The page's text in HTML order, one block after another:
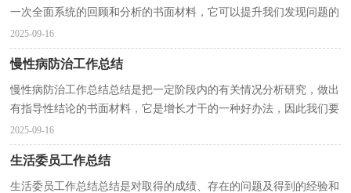
一次全面系统的回顾和分析的书面材料，它可以提升我们发现问题的
能力，因此，让我们写一份总结吧。如何把总结做到...
2025-09-16
慢性病防治工作总结
慢性病防治工作总结总结是把一定阶段内的有关情况分析研究，做出
有指导性结论的书面材料，它是增长才干的一种好办法，因此我们要
做好归纳，写好总结。那么总结有什么格式呢？下面是小...
2025-09-16
生活委员工作总结
生活委员工作总结总结是对取得的成绩、存在的问题及得到的经验和